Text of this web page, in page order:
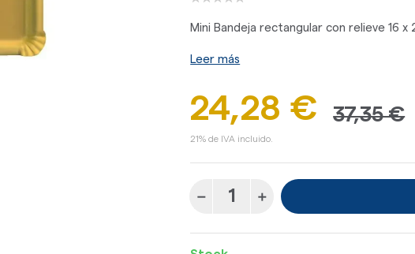
Mini Bandeja rectangular con relieve 16 x
Leer más
24,28 € 37,35 €
21% de IVA incluido.